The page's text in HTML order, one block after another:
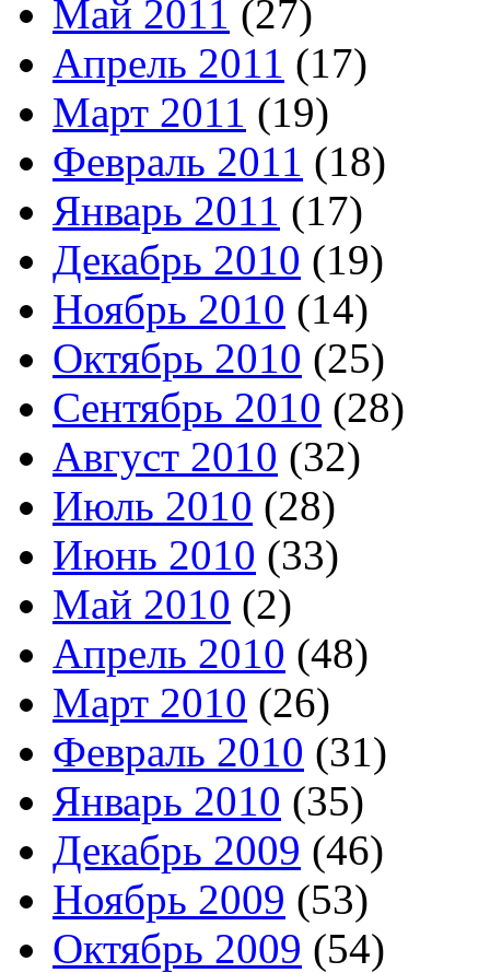
Май 2011 (27)
Апрель 2011 (17)
Март 2011 (19)
Февраль 2011 (18)
Январь 2011 (17)
Декабрь 2010 (19)
Ноябрь 2010 (14)
Октябрь 2010 (25)
Сентябрь 2010 (28)
Август 2010 (32)
Июль 2010 (28)
Июнь 2010 (33)
Май 2010 (2)
Апрель 2010 (48)
Март 2010 (26)
Февраль 2010 (31)
Январь 2010 (35)
Декабрь 2009 (46)
Ноябрь 2009 (53)
Октябрь 2009 (54)